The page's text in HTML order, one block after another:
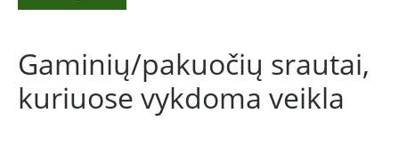
Gaminių/pakuočių srautai,
kuriuose vykdoma veikla